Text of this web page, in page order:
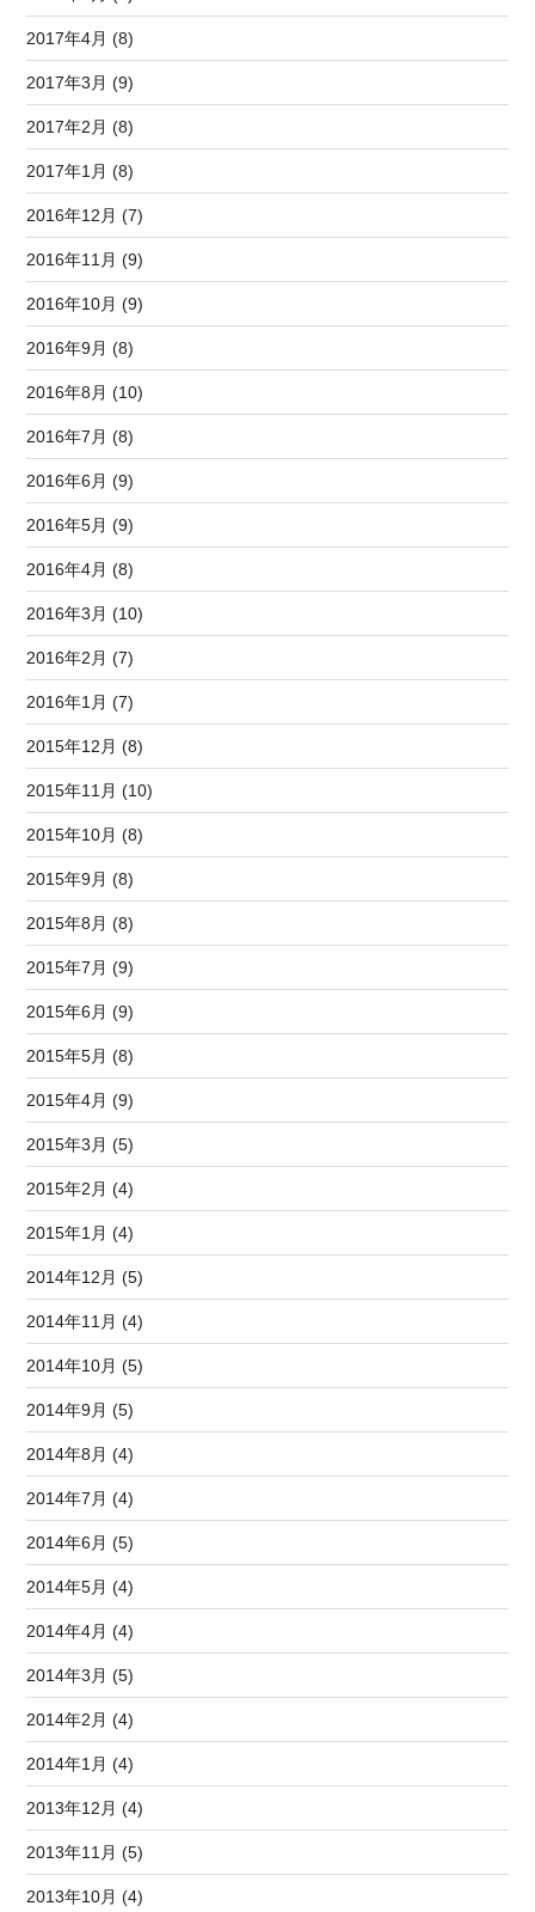
2017年4月 (8)
2017年3月 (9)
2017年2月 (8)
2017年1月 (8)
2016年12月 (7)
2016年11月 (9)
2016年10月 (9)
2016年9月 (8)
2016年8月 (10)
2016年7月 (8)
2016年6月 (9)
2016年5月 (9)
2016年4月 (8)
2016年3月 (10)
2016年2月 (7)
2016年1月 (7)
2015年12月 (8)
2015年11月 (10)
2015年10月 (8)
2015年9月 (8)
2015年8月 (8)
2015年7月 (9)
2015年6月 (9)
2015年5月 (8)
2015年4月 (9)
2015年3月 (5)
2015年2月 (4)
2015年1月 (4)
2014年12月 (5)
2014年11月 (4)
2014年10月 (5)
2014年9月 (5)
2014年8月 (4)
2014年7月 (4)
2014年6月 (5)
2014年5月 (4)
2014年4月 (4)
2014年3月 (5)
2014年2月 (4)
2014年1月 (4)
2013年12月 (4)
2013年11月 (5)
2013年10月 (4)